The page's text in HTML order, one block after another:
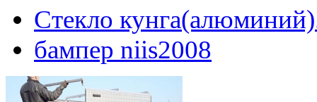
Стекло
бампер niis2008